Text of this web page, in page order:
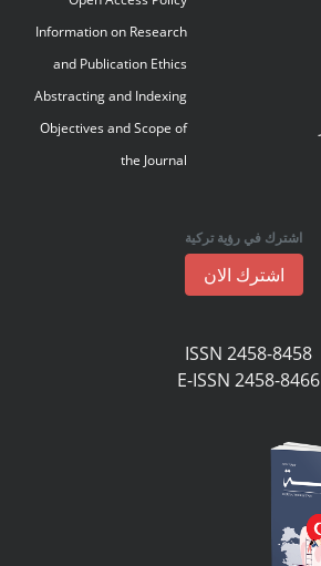
Information on Research
and Publication Ethics
Abstracting and Indexing
Objectives and Scope of
the Journal
اشترك في رؤية تركية
اشترك الان
ISSN 2458-8458
E-ISSN 2458-8466